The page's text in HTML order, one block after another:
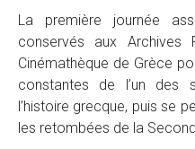
La première journée
conservés aux
Cinémathèque de Grèce
constantes de l’un des
l’histoire grecque, puis se
les retombées de la